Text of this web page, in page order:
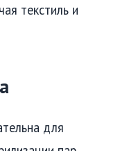
текстиль и
для